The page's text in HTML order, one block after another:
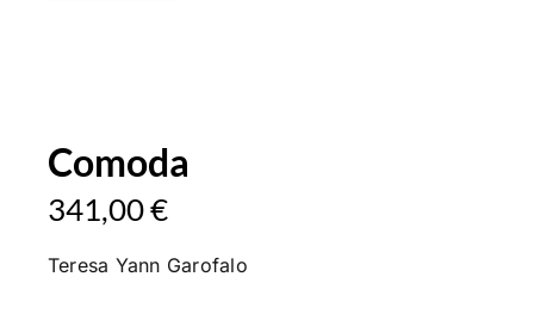
Comoda
341,00€
Teresa Yann Garofalo